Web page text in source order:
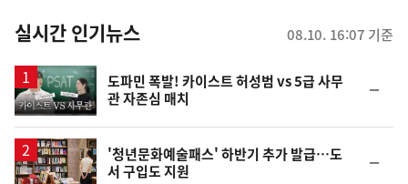
뉴
스
실시간 인기뉴스 08.10. 16:07 기준
영
상
도파민 폭발! 카이스트 허성범 vs 5급 사무
관 자존심 매치
일
'청년문화예술패스' 하반기 추가 발급…도
서 구입도 지원